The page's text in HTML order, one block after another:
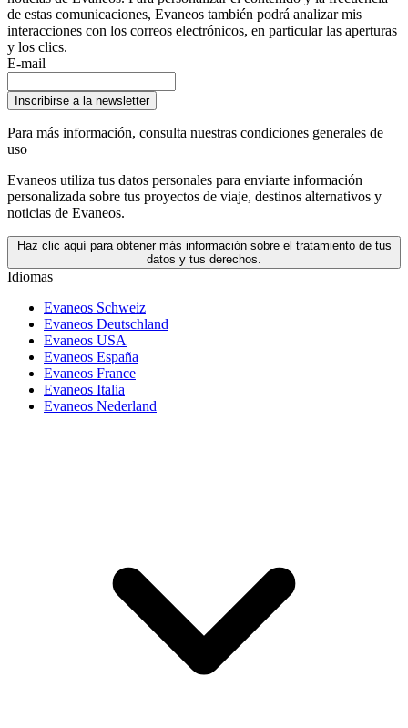
de estas comunicaciones, Evaneos también podrá analizar mis
interacciones con los correos electrónicos, en particular las aperturas
y los clics.
E-mail
Inscribirse a la newsletter
Para más información, consulta nuestras condiciones generales de
uso
Evaneos utiliza tus datos personales para enviarte información
personalizada sobre tus proyectos de viaje, destinos alternativos y
noticias de Evaneos.
Haz clic aquí para obtener más información sobre el tratamiento de tus
datos y tus derechos.
Idiomas
Evaneos Schweiz
Evaneos Deutschland
Evaneos USA
Evaneos España
Evaneos France
Evaneos Italia
Evaneos Nederland